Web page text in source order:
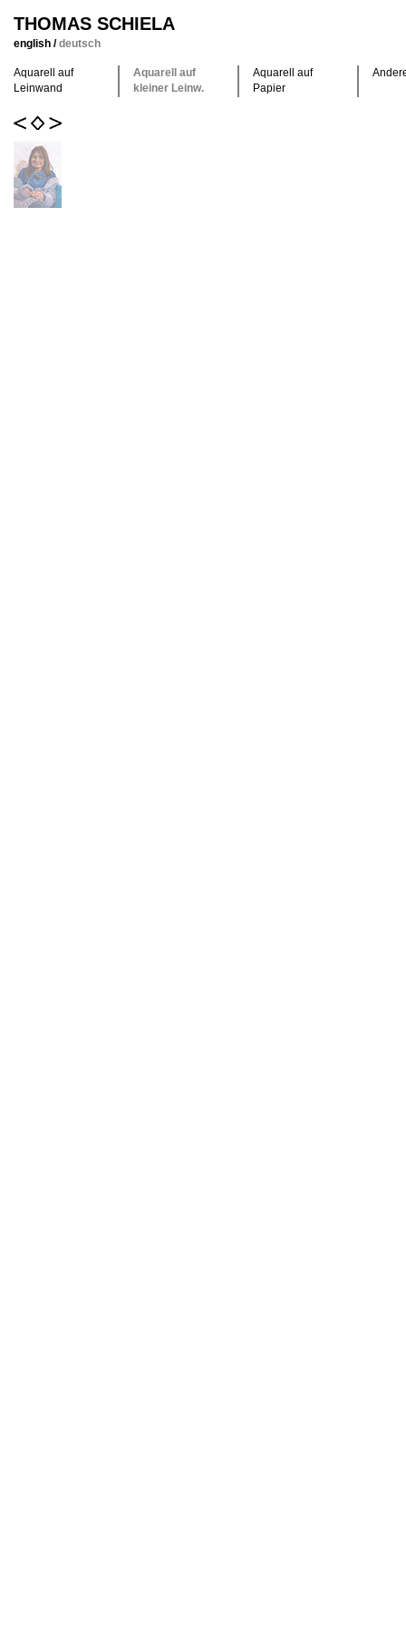
THOMAS SCHIELA
english /deutsch
Aquarell auf
Leinwand
Aquarell auf
kleiner Leinw.
Aquarell auf
Papier